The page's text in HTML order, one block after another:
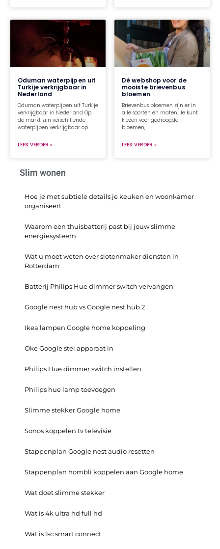
Oduman waterpijpen uit
Turkije verkrijgbaar in
Nederland
Oduman waterpijpen uit Turkije
verkrijgbaar in Nederland Op
de markt zijn verschillende
waterpijpen verkrijgbaar op
LEES VERDER »
Dé webshop voor de
mooiste brievenbus
bloemen
Brievenbus bloemen zijn er in
alle soorten en maten. Je kunt
kiezen voor gedroogde
bloemen,
LEES VERDER »
Slim wonen
Hoe je met subtiele details je keuken en woonkamer
organiseert
Waarom een thuisbatterij past bij jouw slimme
energiesysteem
Wat u moet weten over slotenmaker diensten in
Rotterdam
Batterij Philips Hue dimmer switch vervangen
Google nest hub vs Google nest hub 2
Ikea lampen Google home koppeling
Oke Google stel apparaat in
Philips Hue dimmer switch instellen
Philips hue lamp toevoegen
Slimme stekker Google home
Sonos koppelen tv televisie
Stappenplan Google nest audio resetten
Stappenplan hombli koppelen aan Google home
Wat doet slimme stekker
Wat is 4k ultra hd full hd
Wat is lsc smart connect